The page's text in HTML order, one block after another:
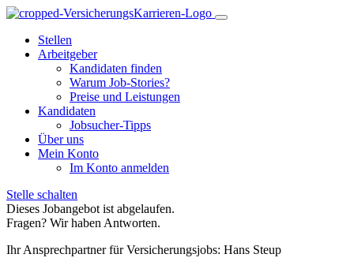
Stellen
Arbeitgeber
Kandidaten finden
Warum Job-Stories?
Preise und Leistungen
Kandidaten
Jobsucher-Tipps
Über uns
Mein Konto
Im Konto anmelden
Stelle schalten
Dieses Jobangebot ist abgelaufen.
Fragen? Wir haben Antworten.
Ihr Ansprechpartner für Versicherungsjobs: Hans Steup